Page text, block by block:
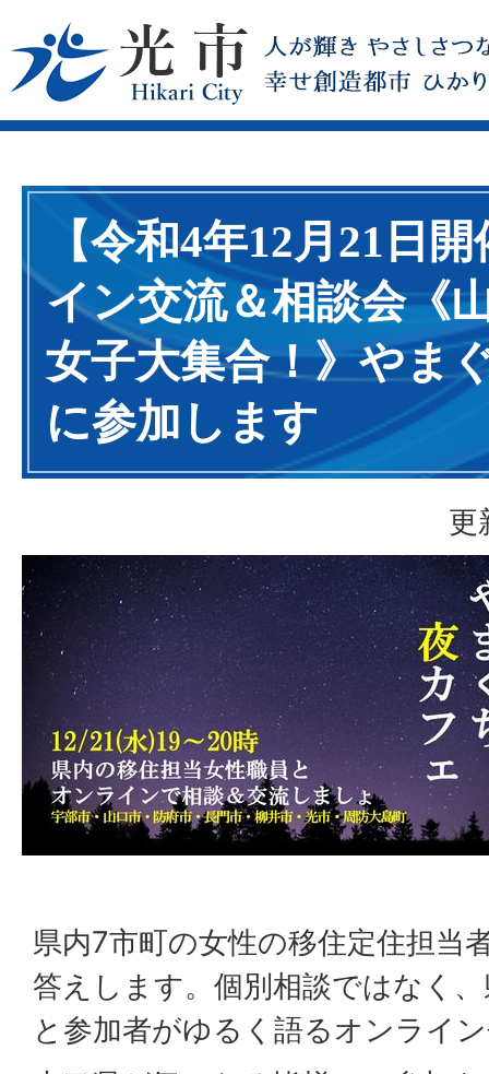
【令和4年12月21日
イン交流＆相談会《
女子大集合！》やま
に参加します
更
県内7市町の女性の移住定住担当
答えします。個別相談ではなく
と参加者がゆるく語るオンライ